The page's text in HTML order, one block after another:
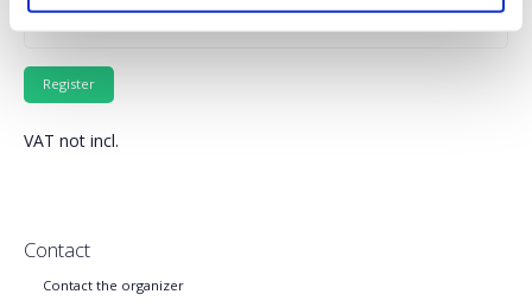
VAT not incl.
Contact
Contact the organizer